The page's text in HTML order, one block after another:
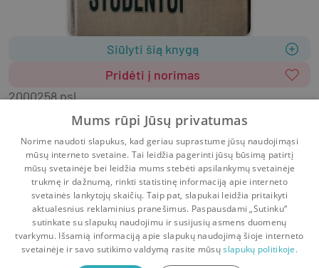
Siūlyti šią knygą
Pridėti į norimas
2000258 psl.
Pateikiamos išsamios ir sistemingos žinios apie
įvairias psichologijos koncepcijas.
Pradinis Krepšelis Pokalbiai Pranešimai Paskyra
Mums rūpi Jūsų privatumas
Norime naudoti slapukus, kad geriau suprastume jūsų naudojimąsi
mūsų interneto svetaine. Tai leidžia pagerinti jūsų būsimą patirtį
mūsų svetainėje bei leidžia mums stebėti apsilankymų svetainėje
trukmę ir dažnumą, rinkti statistinę informaciją apie interneto
svetainės lankytojų skaičių. Taip pat, slapukai leidžia pritaikyti
aktualesnius reklaminius pranešimus. Paspausdami „Sutinku“
sutinkate su slapukų naudojimu ir susijusių asmens duomenų
tvarkymu. Išsamią informaciją apie slapukų naudojimą šioje interneto
svetainėje ir savo sutikimo valdymą rasite mūsųslapukų politikoje.